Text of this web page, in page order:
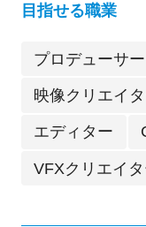
目指せる職業
プロデューサー
映像クリエイ
エディター
VFXクリエイ